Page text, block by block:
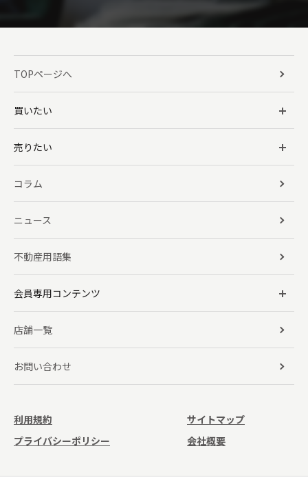
TOPページへ
買いたい
売りたい
コラム
ニュース
不動産用語集
会員専用コンテンツ
店舗一覧
お問い合わせ
利用規約
サイトマップ
プライバシーポリシー
会社概要